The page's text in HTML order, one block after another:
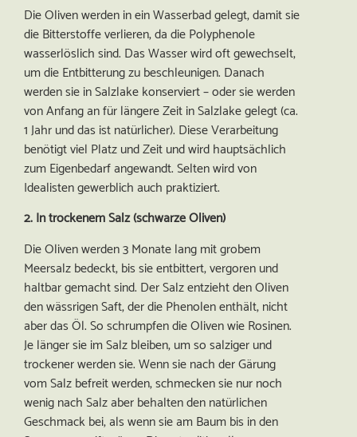
Die Oliven werden in ein Wasserbad gelegt, damit sie
die Bitterstoffe verlieren, da die Polyphenole
wasserlöslich sind. Das Wasser wird oft gewechselt,
um die Entbitterung zu beschleunigen. Danach
werden sie in Salzlake konserviert – oder sie werden
von Anfang an für längere Zeitin Salzlakegelegt(ca.
1 Jahr und das ist natürlicher). Diese Verarbeitung
benötigt viel Platz und Zeit und wird hauptsächlich
zum Eigenbedarf angewandt. Selten wird von
Idealisten gewerblich auch praktiziert.
2. In trockenem Salz (schwarze Oliven)
Die Oliven werden3 Monate langmit grobem
Meersalz bedeckt, bis sie entbittert, vergoren und
haltbar gemacht sind. Der Salz entzieht den Oliven
den wässrigen Saft, der die Phenolen enthält, nicht
aber das Öl. So schrumpfen die Oliven wie Rosinen.
Je länger sie im Salz bleiben, um so salziger und
trockener werden sie. Wenn sie nach der Gärung
vom Salz befreit werden, schmecken sie nur noch
wenig nach Salz aber behalten den natürlichen
Geschmack bei, als wenn sie am Baum bis in den